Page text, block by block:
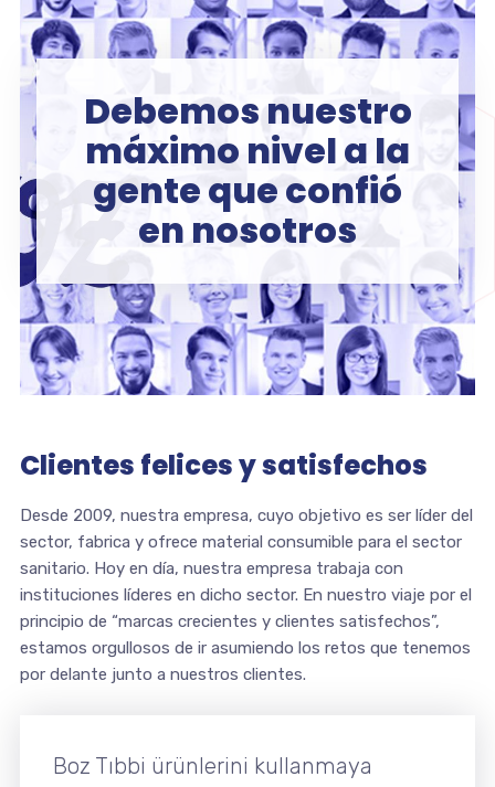
Debemos nuestro
máximo nivel a la
gente que confió
en nosotros
Clientes felices y satisfechos
Desde 2009, nuestra empresa, cuyo objetivo es ser líder del
sector, fabrica y ofrece material consumible para el sector
sanitario. Hoy en día, nuestra empresa trabaja con
instituciones líderes en dicho sector. En nuestro viaje por el
principio de “marcas crecientes y clientes satisfechos”,
estamos orgullosos de ir asumiendo los retos que tenemos
por delante junto a nuestros clientes.
Boz Tıbbi ürünlerini kullanmaya